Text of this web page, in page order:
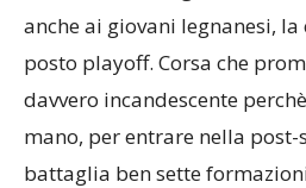
anche ai giovani legnanesi, la
posto playoff. Corsa che
davvero incandescente
mano, per entrare nella post-
battaglia ben sette